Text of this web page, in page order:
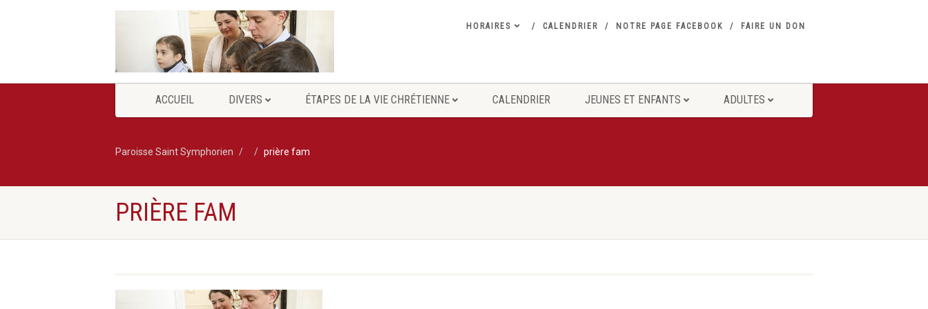
HORAIRES CALENDRIER NOTRE PAGE FACEBOOK FAIRE UN DON
ACCUEIL DIVERS ÉTAPES DE LA VIE CHRÉTIENNE CALENDRIER JEUNES ET ENFANTS ADULTES
Paroisse Saint Symphorien prière fam
PRIÈRE FAM